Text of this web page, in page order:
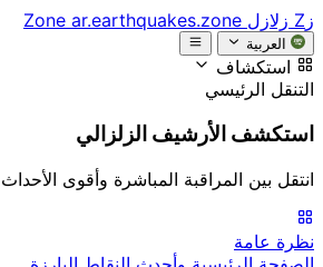
زZ زلازل Zone ar.earthquakes.zone
العربية
استكشاف
التنقل الرئيسي
استكشف الأرشيف الزلزالي
انتقل بين المراقبة المباشرة وأقوى
نظرة عامة